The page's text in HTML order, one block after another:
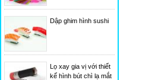
Dập ghim hình sushi
Lọ xay gia vị với thiết
kế hình bút chì lạ mắt